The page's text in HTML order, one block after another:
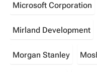
Microsoft Corporation
Mirland Development
Morgan Stanley